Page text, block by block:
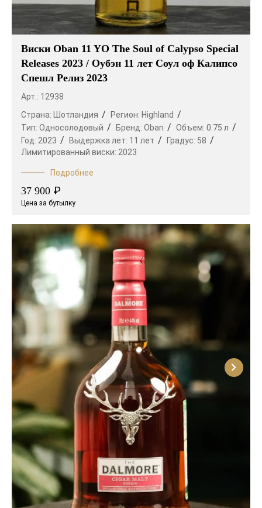
Виски Oban 11 YO The Soul of Calypso Special
Releases 2023 / Оубэн 11 лет Соул оф Калипсо
Спешл Релиз 2023
Арт.: 12938
Страна: Шотландия Регион: Highland
Тип: Односолодовый Бренд: Oban Объем: 0.75 л
Год: 2023 Выдержка лет: 11 лет Градус: 58
Лимитированный виски: 2023
Подробнее
37 900 ₽
Цена за бутылку